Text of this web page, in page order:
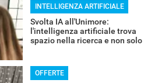
INTELLIGENZA ARTIFICIALE
Svolta IA all'Unimore:
l'intelligenza artificiale trova
spazio nella ricerca e non solo
OFFERTE